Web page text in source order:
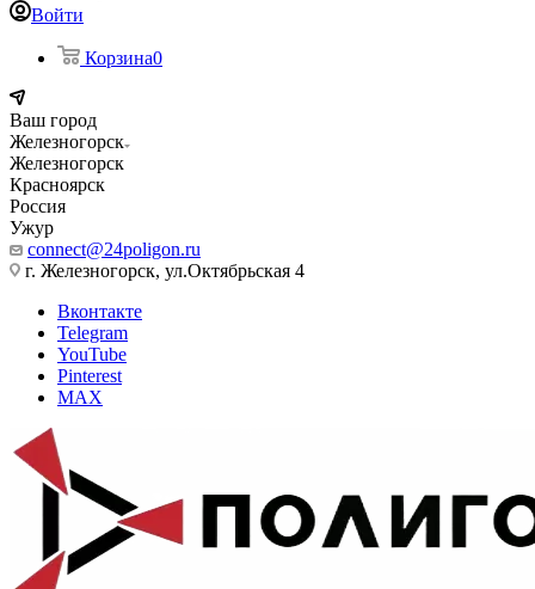
Войти
Корзина0
Ваш город
Железногорск
Железногорск
Красноярск
Россия
Ужур
connect@24poligon.ru
г. Железногорск, ул.Октябрьская 4
Вконтакте
Telegram
YouTube
Pinterest
MAX